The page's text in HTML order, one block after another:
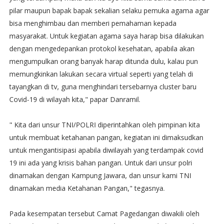
pilar maupun bapak bapak sekalian selaku pemuka agama agar
bisa menghimbau dan memberi pemahaman kepada
masyarakat. Untuk kegiatan agama saya harap bisa dilakukan
dengan mengedepankan protokol kesehatan, apabila akan
mengumpulkan orang banyak harap ditunda dulu, kalau pun
memungkinkan lakukan secara virtual seperti yang telah di
tayangkan di tv, guna menghindari tersebarnya cluster baru
Covid-19 di wilayah kita," papar Danramil.
" Kita dari unsur TNI/POLRI diperintahkan oleh pimpinan kita
untuk membuat ketahanan pangan, kegiatan ini dimaksudkan
untuk mengantisipasi apabila diwilayah yang terdampak covid
19 ini ada yang krisis bahan pangan. Untuk dari unsur polri
dinamakan dengan Kampung Jawara, dan unsur kami TNI
dinamakan media Ketahanan Pangan," tegasnya.
Pada kesempatan tersebut Camat Pagedangan diwakili oleh